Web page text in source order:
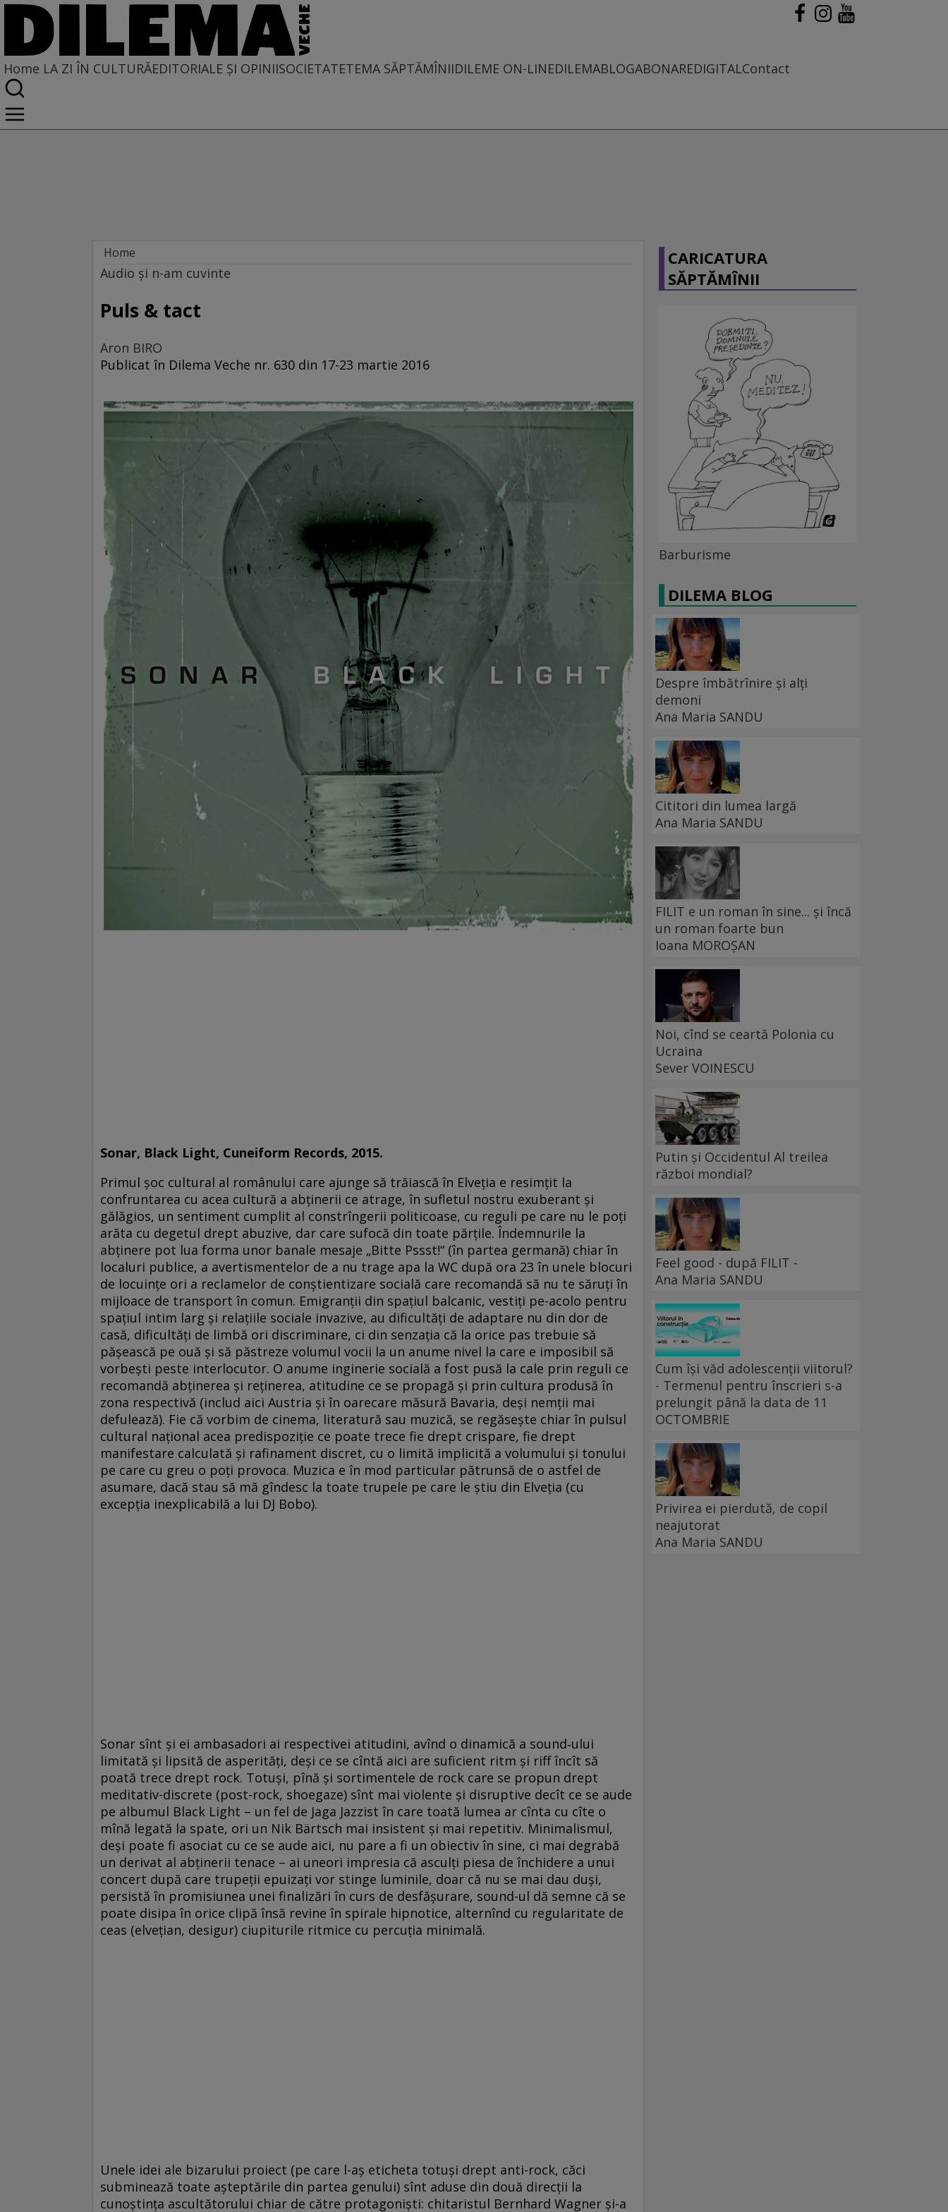
Home LA ZI ÎN CULTURĂEDITORIALE ȘI OPINIISOCIETATETEMA SĂPTĂMÎNIIDILEME ON-LINEDILEMABLOGABONAREDIGITALContact
Home
La zi în cultură
MUZICĂ
Audio şi n-am cuvinte
Puls & tact
Aron BIRO
Publicat în Dilema Veche nr. 630 din 17-23 martie 2016
Sonar, Black Light, Cuneiform Records, 2015.
Primul şoc cultural al românului care ajunge să trăiască în Elveţia e resimţit la
confruntarea cu acea cultură a abţinerii ce atrage, în sufletul nostru exuberant şi
gălăgios, un sentiment cumplit al constrîngerii politicoase, cu reguli pe care nu le poţi
arăta cu degetul drept abuzive, dar care sufocă din toate părţile. Îndemnurile la
abţinere pot lua forma unor banale mesaje „Bitte Pssst!“ (în partea germană) chiar în
localuri publice, a avertismentelor de a nu trage apa la WC după ora 23 în unele blocuri
de locuinţe ori a reclamelor de conştientizare socială care recomandă să nu te săruţi în
mijloace de transport în comun. Emigranţii din spaţiul balcanic, vestiţi pe-acolo pentru
spaţiul intim larg şi relaţiile sociale invazive, au dificultăţi de adaptare nu din dor de
casă, dificultăţi de limbă ori discriminare, ci din senzaţia că la orice pas trebuie să
păşească pe ouă şi să păstreze volumul vocii la un anume nivel la care e imposibil să
vorbeşti peste interlocutor. O anume inginerie socială a fost pusă la cale prin reguli ce
recomandă abţinerea şi reţinerea, atitudine ce se propagă şi prin cultura produsă în
zona respectivă (includ aici Austria şi în oarecare măsură Bavaria, deşi nemţii mai
defulează). Fie că vorbim de cinema, literatură sau muzică, se regăseşte chiar în pulsul
cultural naţional acea predispoziţie ce poate trece fie drept crispare, fie drept
manifestare calculată şi rafinament discret, cu o limită implicită a volumului şi tonului
pe care cu greu o poţi provoca. Muzica e în mod particular pătrunsă de o astfel de
asumare, dacă stau să mă gîndesc la toate trupele pe care le ştiu din Elveţia (cu
excepţia inexplicabilă a lui DJ Bobo).
Sonar sînt şi ei ambasadori ai respectivei atitudini, avînd o dinamică a sound‑ului
limitată şi lipsită de asperităţi, deşi ce se cîntă aici are suficient ritm şi riff încît să
poată trece drept rock. Totuşi, pînă şi sortimentele de rock care se propun drept
meditativ-discrete (post-rock, shoegaze) sînt mai violente şi disruptive decît ce se aude
pe albumul Black Light – un fel de Jaga Jazzist în care toată lumea ar cînta cu cîte o
mînă legată la spate, ori un Nik Bärtsch mai insistent şi mai repetitiv. Minimalismul,
deşi poate fi asociat cu ce se aude aici, nu pare a fi un obiectiv în sine, ci mai degrabă
un derivat al abţinerii tenace – ai uneori impresia că asculţi piesa de închidere a unui
concert după care trupeţii epuizaţi vor stinge luminile, doar că nu se mai dau duşi,
persistă în promisiunea unei finalizări în curs de desfăşurare, sound-ul dă semne că se
poate disipa în orice clipă însă revine în spirale hipnotice, alternînd cu regularitate de
ceas (elveţian, desigur) ciupiturile ritmice cu percuţia minimală.
Unele idei ale bizarului proiect (pe care l-aş eticheta totuşi drept anti-rock, ­căci
subminează toate aşteptările din partea genului) sînt aduse din două direcţii la
cunoştinţa ascultătorului chiar de către protagonişti: chitaristul Bernhard Wagner şi-a
CARICATURA
SĂPTĂMÎNII
Barburisme
DILEMA BLOG
Despre îmbătrînire și alți
demoni
Ana Maria SANDU
Cititori din lumea largă
Ana Maria SANDU
FILIT e un roman în sine... și încă
un roman foarte bun
Ioana MOROȘAN
Noi, cînd se ceartă Polonia cu
Ucraina
Sever VOINESCU
Putin și Occidentul Al treilea
război mondial?
Feel good - după FILIT -
Ana Maria SANDU
Cum își văd adolescenții viitorul?
- Termenul pentru înscrieri s-a
prelungit până la data de 11
OCTOMBRIE
Privirea ei pierdută, de copil
neajutorat
Ana Maria SANDU